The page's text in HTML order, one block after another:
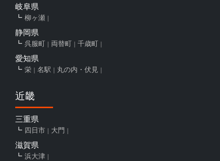
岐阜県
柳ヶ瀬
静岡県
呉服町 両替町 千歳町
愛知県
栄 名駅 丸の内・伏見
近畿
三重県
四日市 大門
滋賀県
浜大津